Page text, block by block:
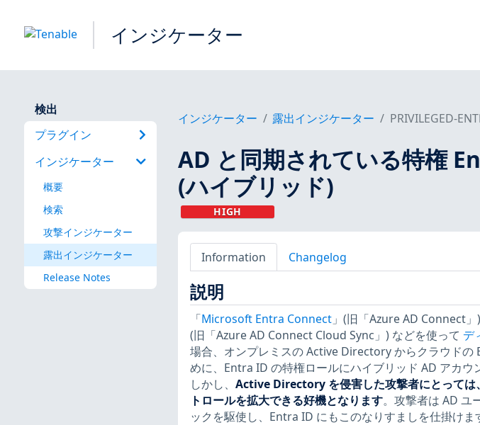
インジケーター
検出
プラグイン
インジケーター
概要
検索
攻撃インジケーター
露出インジケーター
Release Notes
インジケーター 露出インジケーター PRIVILEGED-
AD と同期されている特権
(ハイブリッド)
HIGH
Information Changelog
説明
「Microsoft Entra Connect」(旧「Azure AD Connect」
(旧「Azure AD Connect Cloud Sync」) などを使って デ
場合、オンプレミスの Active Directory からクラウドの
めに、Entra ID の特権ロールにハイブリッド AD アカウ
しかし、 Active Directory を侵害した攻撃者にとって
トロールを拡大できる好機となります。攻撃者は AD ユ
ックを駆使し、Entra ID にもこのなりすましを仕掛けま